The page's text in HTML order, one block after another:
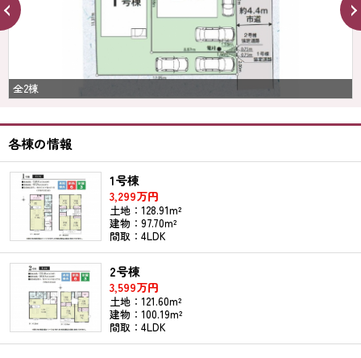
全2棟
各棟の情報
1号棟
3,299万円
土地：128.91m²
建物：97.70m²
間取：4LDK
2号棟
3,599万円
土地：121.60m²
建物：100.19m²
間取：4LDK